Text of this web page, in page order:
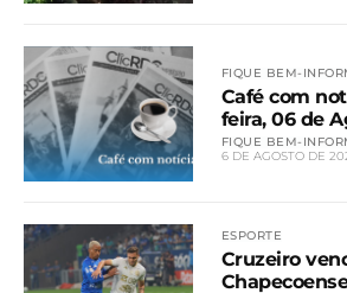
FIQUE BEM-
Café com
feira, 06 de
FIQUE BEM-
6 DE AGOSTO DE
ESPORTE
Cruzeiro